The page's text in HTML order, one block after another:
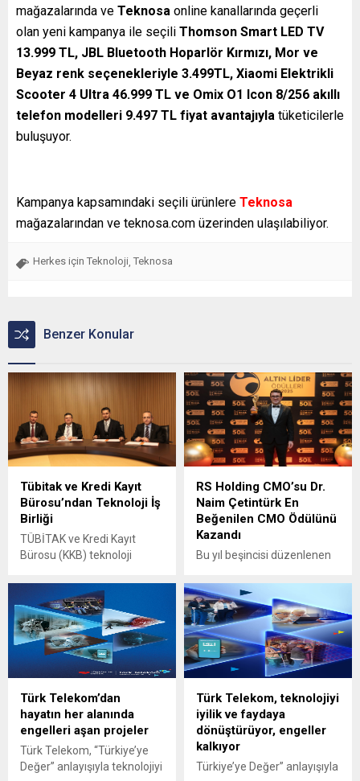
mağazalarında ve Teknosa online kanallarında geçerli
olan yeni kampanya ile seçili Thomson Smart LED TV
13.999 TL, JBL Bluetooth Hoparlör Kırmızı, Mor ve
Beyaz renk seçenekleriyle 3.499TL, Xiaomi Elektrikli
Scooter 4 Ultra 46.999 TL ve Omix O1 Icon 8/256 akıllı
telefon modelleri 9.497 TL fiyat avantajıyla tüketicilerle
buluşuyor.
Kampanya kapsamındaki seçili ürünlere Teknosa
mağazalarından ve teknosa.com üzerinden ulaşılabiliyor.
Herkes için Teknoloji Teknosa
Benzer Konular
Tübitak ve Kredi Kayıt
Bürosu’ndan Teknoloji İş
Birliği
TÜBİTAK ve Kredi Kayıt
Bürosu (KKB) teknoloji
birliği protokolü imzaladı. 9
Aralık 2024 Pazartesi günü
Kredi Kayıt Bürosu Genel
Müdürlüğünde; TÜBİTAK
Başkan Yardımcısı İsmail
Doğan, TÜBİTAK BİLGEM
Görçin, Kredi Kayıt Bürosu
Yönetim Kurulu Başkanı
Tufan Kurbanoğlu ve Kredi
Kayıt Bürosu Genel Müdürü...
RS Holding CMO’su Dr.
Naim Çetintürk En
Beğenilen CMO Ödülünü
Kazandı
Bu yıl beşincisi düzenlenen
kapsamında Türkiye’nin en
beğenilen pazarlama
liderleri, toplamda 85 binden
fazla paydaş oyuyla
belirlendi. Ödül süreci; açık
uçlu öneri sistemi, SMS
mükerrer oyları engelleyen
şeffaf altyapıyla
gerçekleştirilerek
demokratik bir seçim
platformu ortaya koydu. RS
Türk Telekom’dan
hayatın her alanında
engelleri aşan projeler
Türk Telekom, “Türkiye’ye
Değer” anlayışıyla teknolojiyi
Türk Telekom, teknolojiyi
iyilik ve faydaya
dönüştürüyor, engeller
kalkıyor
Türkiye’ye Değer” anlayışıyla